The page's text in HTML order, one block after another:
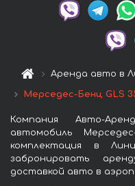
Аренда авто в
Мерседес-Бенц GLS
Компания Авто-
автомобиль
комплектация в
забронировать
доставкой авто в